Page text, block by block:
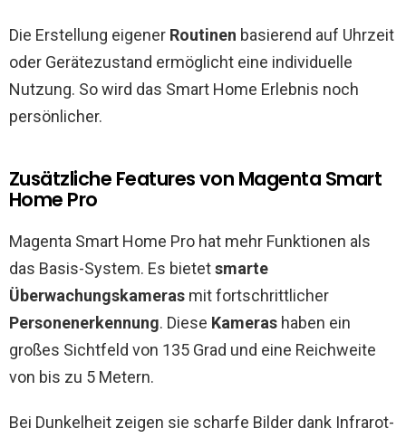
Die Erstellung eigener Routinen basierend auf Uhrzeit
oder Gerätezustand ermöglicht eine individuelle
Nutzung. So wird das Smart Home Erlebnis noch
persönlicher.
Zusätzliche Features von Magenta Smart
Home Pro
Magenta Smart Home Pro hat mehr Funktionen als
das Basis-System. Es bietetsmarte
Überwachungskameras mit fortschrittlicher
Personenerkennung. Diese Kameras haben ein
großes Sichtfeld von 135 Grad und eine Reichweite
von bis zu 5 Metern.
Bei Dunkelheit zeigen sie scharfe Bilder dank Infrarot-